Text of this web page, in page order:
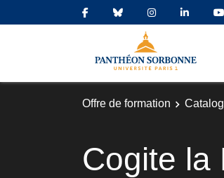
Offre de formation
Cogite la